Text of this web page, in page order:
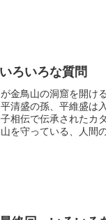
ろいろな質問
金鳥山の洞窟を開け
清盛の孫、平維盛は
相伝で伝承されたカ
を守っている、人間